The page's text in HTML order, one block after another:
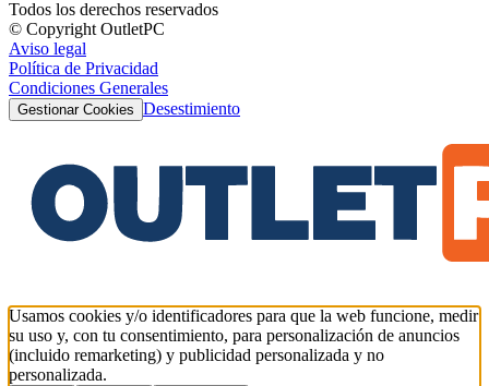
Todos los derechos reservados
© Copyright OutletPC
Aviso legal
Política de Privacidad
Condiciones Generales
Gestionar Cookies Desestimiento
Usamos cookies y/o identificadores para que la web funcione, medir
su uso y, con tu consentimiento, para personalización de anuncios
(incluido remarketing) y publicidad personalizada y no
personalizada.